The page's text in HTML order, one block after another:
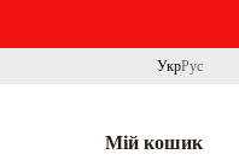
УкрРус
Мій кошик